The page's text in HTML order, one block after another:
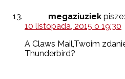
megaziuziek pisze:
10 listopada, 2015 o 19:30
A Claws Mail,Twoim
Thunderbird?